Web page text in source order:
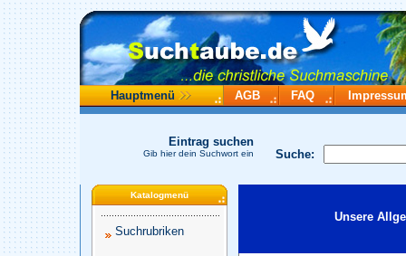
Hauptmenü AGB FAQ
Suche:
Eintrag suchen
Gib hier dein Suchwort ein
Katalogmenü
Suchrubriken
Unsere